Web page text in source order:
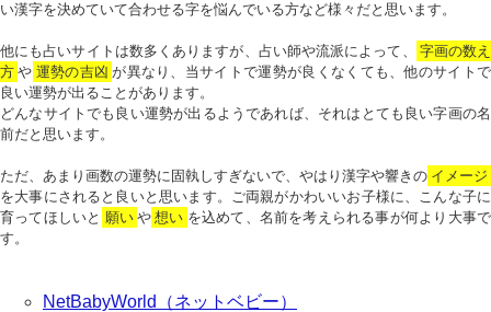
い漢字を決めていて合わせる字を悩んでいる方など様々だと思います。
他にも占いサイトは数多くありますが、占い師や流派によって、
字画の数え
方 や 運勢の吉凶 が異なり、当サイトで運勢が良くなくても、他のサイトで
良い運勢が出ることがあります。
どんなサイトでも良い運勢が出るようであれば、それはとても良い字画の名
前だと思います。
ただ、あまり画数の運勢に固執しすぎないで、やはり漢字や響きの イメージ
を大事にされると良いと思います。ご両親がかわいいお子様に、こんな子に
育ってほしいと 願い や 想い を込めて、名前を考えられる事が何より大事で
す。
NetBabyWorld（ネットベビー）